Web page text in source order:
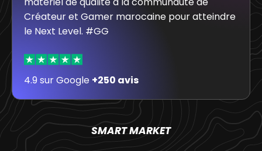
Créateur et Gamer marocaine pour atteindre
le Next Level. #GG
4.9 sur Google +250 avis
SMART MARKET